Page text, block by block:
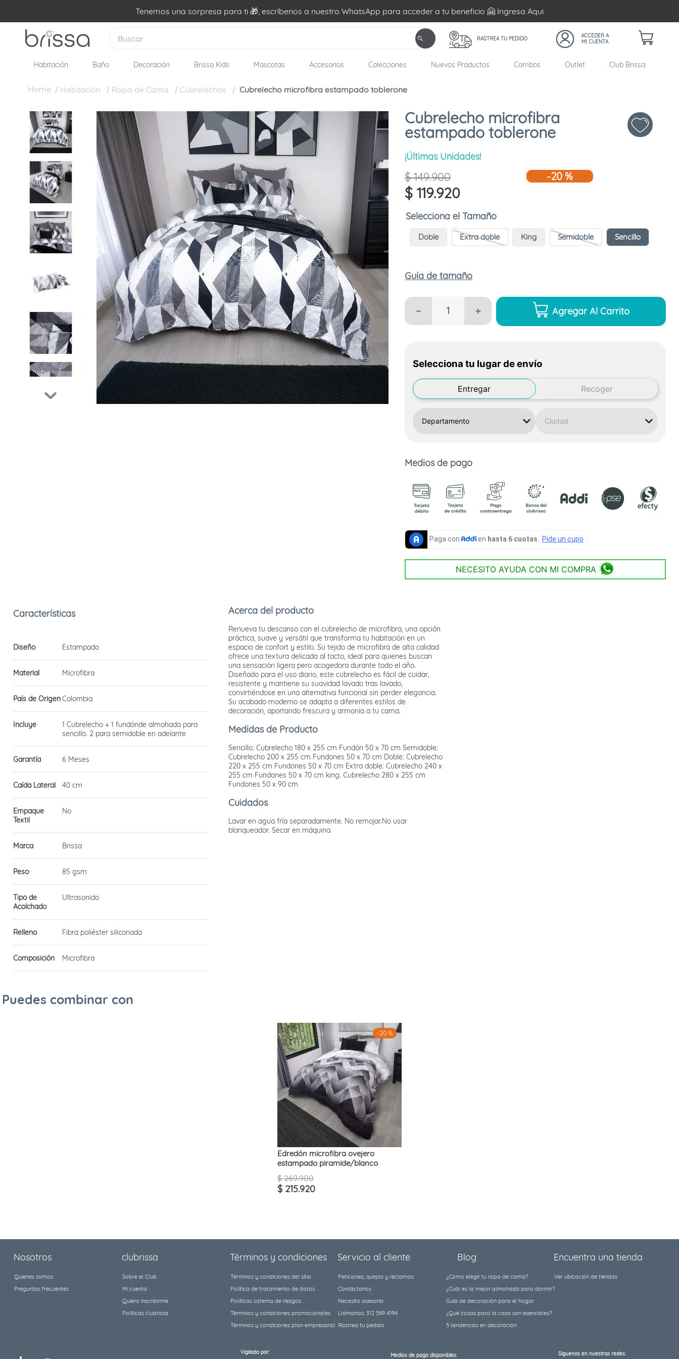
Tenemos una sorpresa para ti 🎁, escríbenos a nuestro WhatsApp para acceder a tu beneficio 🤗 Ingresa Aqui
RASTREA TU PEDIDO
Habitación Baño Decoración Brissa Kids Mascotas Accesorios Colecciones Nuevos Productos Combos Outlet Club Brissa
Habitación Ropa de Cama Cubrelechos Cubrelecho microfibra estampado toblerone
Cubrelecho microfibra
estampado toblerone
¡Últimas Unidades!
$ 149.900
$ 119.920
-20 %
Tamaño
Doble Extra doble King Semidoble Sencillo
Guía de tamaño
＋
－ Agregar Al Carrito
Selecciona tu lugar de envío
Entregar Recoger
Medios de pago
NECESITO AYUDA CON MI COMPRA
Diseño Estampado
Material Microfibra
País de OrigenColombia
Incluye
1 Cubrelecho + 1 fundónde almohada para
sencillo. 2 para semidoble en adelante
Garantía 6 Meses
Caída Lateral 40 cm
Empaque
Textil
No
Marca Brissa
Peso 85 gsm
Tipo de
Acolchado
Ultrasonido
Relleno Fibra poliéster siliconada
Composición Microfibra
Acerca del producto
Renueva tu descanso con el cubrelecho de microfibra, una opción
práctica, suave y versátil que transforma tu habitación en un
espacio de confort y estilo. Su tejido de microfibra de alta calidad
ofrece una textura delicada al tacto, ideal para quienes buscan
una sensación ligera pero acogedora durante todo el año.
Diseñado para el uso diario, este cubrelecho es fácil de cuidar,
resistente y mantiene su suavidad lavado tras lavado,
convirtiéndose en una alternativa funcional sin perder elegancia.
Su acabado moderno se adapta a diferentes estilos de
decoración, aportando frescura y armonía a tu cama.
Medidas de Producto
Sencillo: Cubrelecho 180 x 255 cm Fundón 50 x 70 cm Semidoble:
Cubrelecho 200 x 255 cm Fundones 50 x 70 cm Doble: Cubrelecho
220 x 255 cm Fundones 50 x 70 cm Extra doble: Cubrelecho 240 x
255 cm Fundones 50 x 70 cm king: Cubrelecho 280 x 255 cm
Fundones 50 x 90 cm
Cuidados
Lavar en agua fría separadamente. No remojar.No usar
blanqueador. Secar en máquina
Puedes combinar con
-20 %
Edredón microfibra ovejero
estampado piramide/blanco
$ 269.900
$ 215.920
Nosotros
Quienes somos
Preguntas frecuentes
clubrissa
Sobre el Club
Mi cuenta
Quiero inscribirme
Políticas clubrissa
Términos y condiciones
Términos y condiciones del sitio
Política de tratamiento de datos
Políticas sistema de riesgos
Términos y condiciones promocionales
Términos y condiciones plan empresarial
Servicio al cliente
Peticiones, quejas y reclamos
Contáctanos
Necesito asesoría
Llámanos: 312 589 4194
Rastrea tu pedido
Blog
¿Cómo elegir tu ropa de cama?
¿Cuál es la mejor almohada para dormir?
Guía de decoración para el hogar
¿Qué cosas para la casa son esenciales?
5 tendencias en decoración
Encuentra una tienda
Ver ubicación de tiendas
Vigilado por: Medios de pago disponibles: Síguenos en nuestras redes:
1. plumon
sabanas
forro plumon
cojines
almohadas
cobija
ovejero
cubrelecho